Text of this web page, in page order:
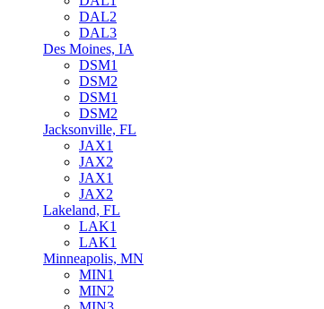
DAL2
DAL3
Des Moines, IA
DSM1
DSM2
DSM1
DSM2
Jacksonville, FL
JAX1
JAX2
JAX1
JAX2
Lakeland, FL
LAK1
LAK1
Minneapolis, MN
MIN1
MIN2